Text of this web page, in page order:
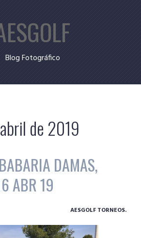
Blog Fotográfico
de 2019
DAMAS,
ABR 19
AESGOLF TORNEOS.